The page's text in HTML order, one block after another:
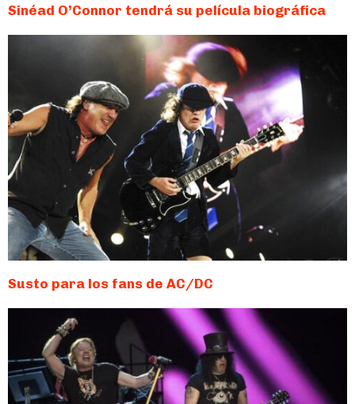
Sinéad O’Connor tendrá su película biográfica
Susto para los fans de AC/DC